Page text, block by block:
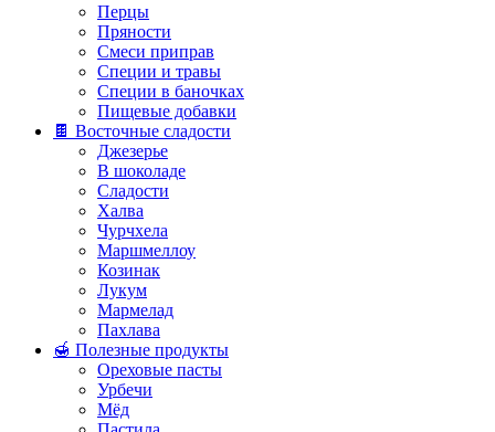
Перцы
Пряности
Смеси приправ
Специи и травы
Специи в баночках
Пищевые добавки
🍫 Восточные сладости
Джезерье
В шоколаде
Сладости
Халва
Чурчхела
Маршмеллоу
Козинак
Лукум
Мармелад
Пахлава
🍯 Полезные продукты
Ореховые пасты
Урбечи
Мёд